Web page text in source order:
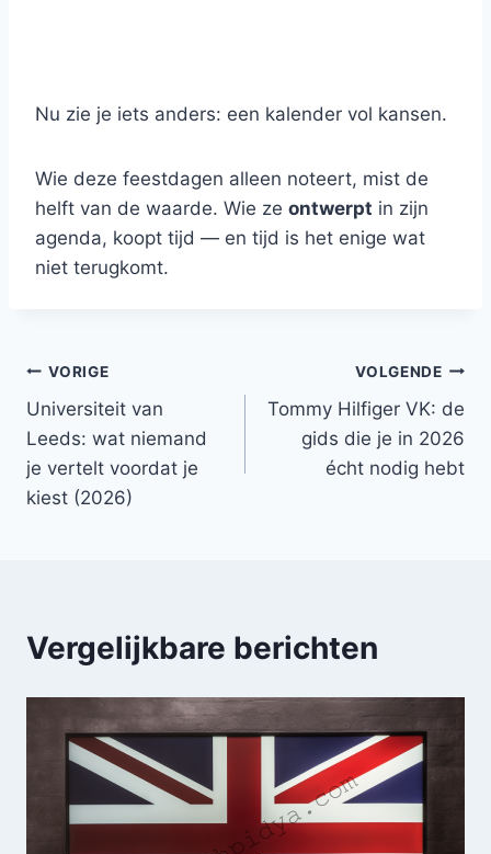
Nu zie je iets anders: een kalender vol kansen.
Wie deze feestdagen alleen noteert, mist de
helft van de waarde. Wie ze ontwerpt in zijn
agenda, koopt tijd — en tijd is het enige wat
niet terugkomt.
Bericht
navigatie
VORIGE
Universiteit van
Leeds: wat niemand
je vertelt voordat je
kiest (2026)
VOLGENDE
Tommy Hilfiger VK: de
gids die je in 2026
écht nodig hebt
Vergelijkbare berichten